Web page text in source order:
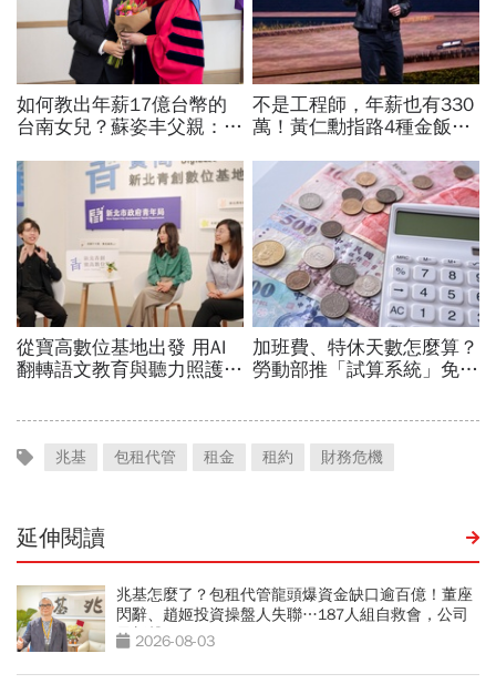
兆基 包租代管 租金 租約 財務危機
延伸閱讀
兆基怎麼了？包租代管龍頭爆資金缺口逾百億！董座
閃辭、趙姬投資操盤人失聯…187人組自救會，公司
最新聲明
2026-08-03